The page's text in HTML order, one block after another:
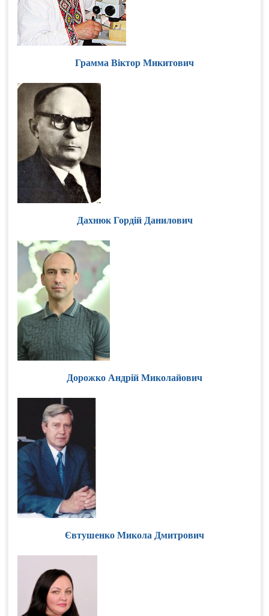
Грамма Віктор Микитович
Дахнюк Гордій Данилович
Дорожко Андрій Миколайович
Євтушенко Микола Дмитрович